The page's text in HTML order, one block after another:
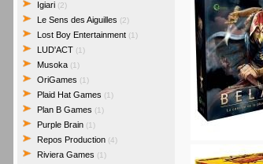
Igiari (2)
Le Sens des Aiguilles (2)
Lost Boy Entertainment (1)
LUD'ACT (1)
Musoka (1)
OriGames (1)
Plaid Hat Games (1)
Plan B Games (1)
Purple Brain (1)
Repos Production (4)
Riviera Games (1)